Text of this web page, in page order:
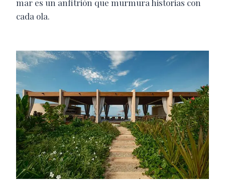
mar es un anfitrión que murmura historias con
cada ola.